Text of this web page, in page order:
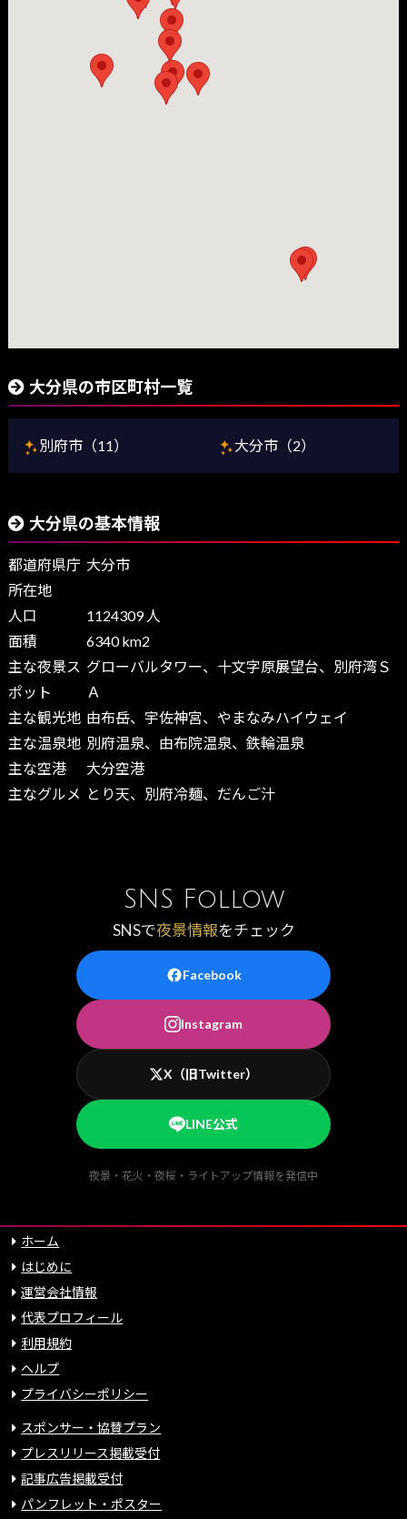
大分県の市区町村一覧
別府市（11） 大分市（2）
大分県の基本情報
都道府県庁
所在地
大分市
人口
1124309 人
面積
6340 km2
主な夜景ス
ポット
グローバルタワー、十文字原展望台、別府湾Ｓ
Ａ
主な観光地 由布岳、宇佐神宮、やまなみハイウェイ
主な温泉地 別府温泉、由布院温泉、鉄輪温泉
主な空港
大分空港
主なグルメ とり天、別府冷麺、だんご汁
SNS Follow
SNSで夜景情報をチェック
Facebook
Instagram
X（旧Twitter）
LINE公式
夜景・花火・夜桜・ライトアップ情報を発信中
ホーム
はじめに
運営会社情報
代表プロフィール
利用規約
ヘルプ
プライバシーポリシー
スポンサー・協賛プラン
プレスリリース掲載受付
記事広告掲載受付
パンフレット・ポスター